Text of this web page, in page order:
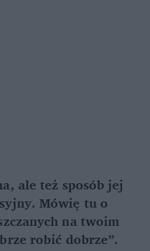
ale też sposób jej
Mówię tu o
na twoim
robić dobrze”.